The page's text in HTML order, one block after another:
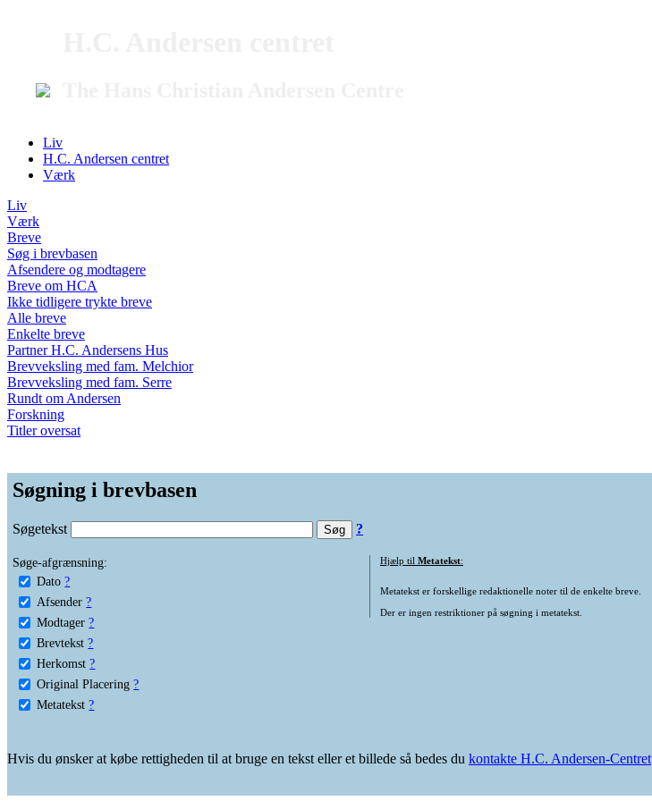
Liv
H.C. Andersen centret
Værk
Liv
Værk
Breve
Søg i brevbasen
Afsendere og modtagere
Breve om HCA
Ikke tidligere trykte breve
Alle breve
Enkelte breve
Partner H.C. Andersens Hus
Brevveksling med fam. Melchior
Brevveksling med fam. Serre
Rundt om Andersen
Forskning
Titler oversat
Søgning i brevbasen
Søgetekst ?
Søge-afgrænsning:
Dato ?
Afsender ?
Modtager ?
Brevtekst ?
Herkomst ?
Original Placering ?
Metatekst ?
Hjælp til Metatekst:
Metatekst er forskellige redaktionelle noter til de enkelte breve.
Der er ingen restriktioner på søgning i metatekst.
Hvis du ønsker at købe rettigheden til at bruge en tekst eller et billede så bedes du kontakte H.C. Andersen-Centret